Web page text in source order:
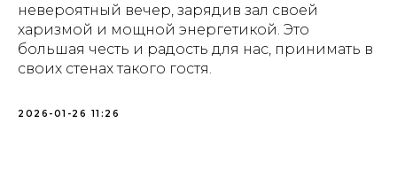
невероятный вечер, зарядив зал своей
харизмой и мощной энергетикой. Это
большая честь и радость для нас, принимать в
своих стенах такого гостя.
2026-01-26 11:26